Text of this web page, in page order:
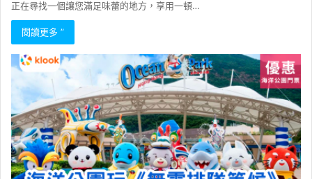
正在尋找一個讓您滿足味蕾的地方，享用一頓…
閱讀更多 ”